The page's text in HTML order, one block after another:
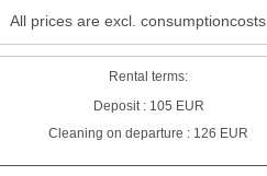
All prices are excl. consumptioncosts
Rental terms:
Deposit : 105 EUR
Cleaning on departure : 126 EUR